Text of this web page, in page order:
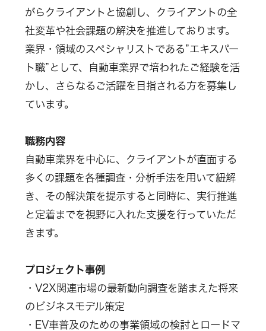
がらクライアントと協創し、クライアントの全
社変革や社会課題の解決を推進しております。
業界・領域のスペシャリストである”エキスパー
ト職”として、自動車業界で培われたご経験を活
かし、さらなるご活躍を目指される方を募集し
ています。
職務内容
自動車業界を中心に、クライアントが直面する
多くの課題を各種調査・分析手法を用いて紐解
き、その解決策を提示すると同時に、実行推進
と定着までを視野に入れた支援を行っていただ
きます。
プロジェクト事例
・V2X関連市場の最新動向調査を踏まえた将来
のビジネスモデル策定
・EV車普及のための事業領域の検討とロードマ